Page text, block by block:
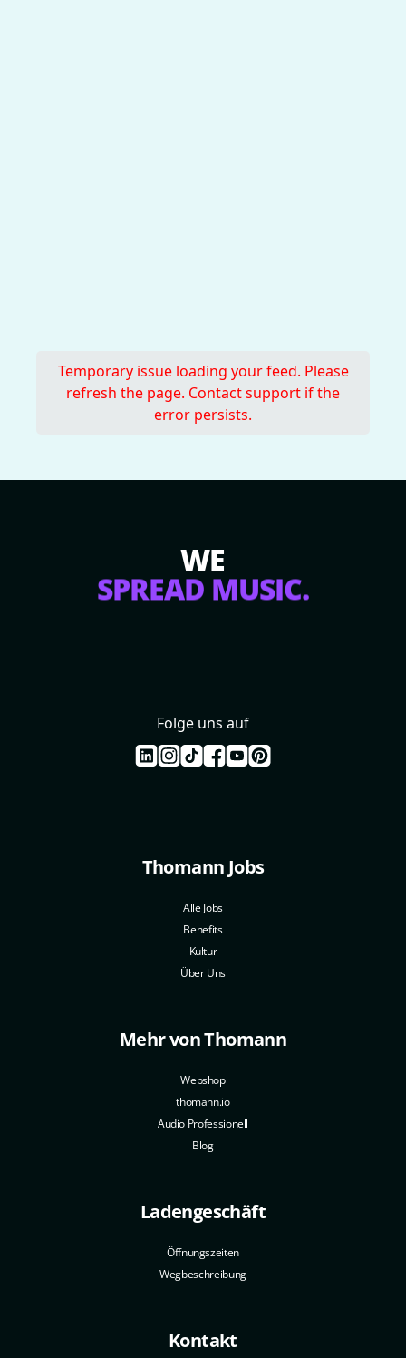
Temporary issue loading your feed. Please
refresh the page. Contact support if the
error persists.
WE
SPREAD MUSIC.
Folge uns auf
Thomann Jobs
Alle Jobs
Benefits
Kultur
Über Uns
Mehr von Thomann
Webshop
thomann.io
Audio Professionell
Blog
Ladengeschäft
Öffnungszeiten
Wegbeschreibung
Kontakt